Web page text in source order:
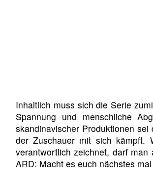
Inhaltlich muss sich die Serie
Spannung und menschliche
skandinavischer Produktionen
der Zuschauer mit sich kämpft.
verantwortlich zeichnet, darf
ARD: Macht es euch nächstes